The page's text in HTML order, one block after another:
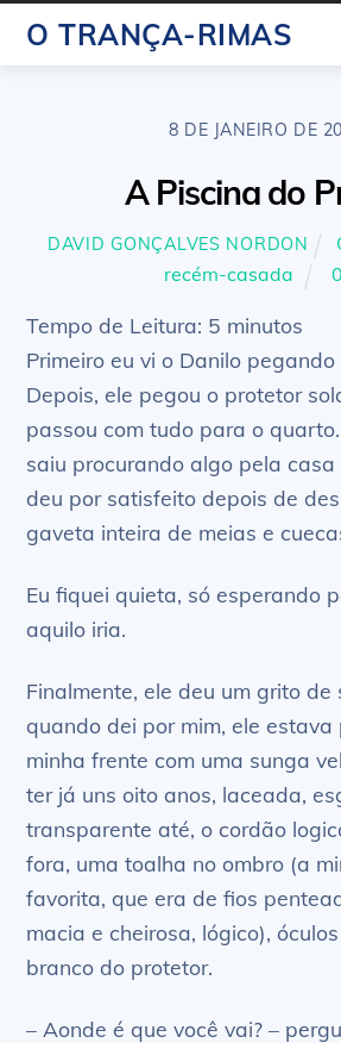
O TRANÇA-RIMAS
8 DE JANEIRO DE
A Piscina do
DAVID GONÇALVES NORDON
recém-casada
0
Tempo de Leitura: 5 minutos
Primeiro eu vi o Danilo
Depois, ele pegou o protetor
passou com tudo para o
saiu procurando algo pela casa
deu por satisfeito depois de
gaveta inteira de meias e
Eu fiquei quieta, só esperando
aquilo iria.
Finalmente, ele deu um grito de
quando dei por mim, ele
minha frente com uma sunga
ter já uns oito anos, laceada,
transparente até, o cordão
fora, uma toalha no ombro (a
favorita, que era de fios
macia e cheirosa, lógico),
branco do protetor.
– Aonde é que você vai? –